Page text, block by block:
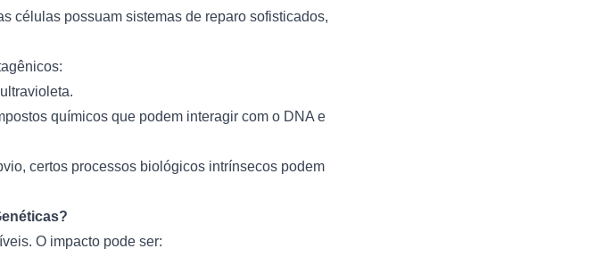
células possuam sistemas de reparo sofisticados,
químicos que podem interagir com o DNA e
certos processos biológicos intrínsecos podem
O impacto pode ser: